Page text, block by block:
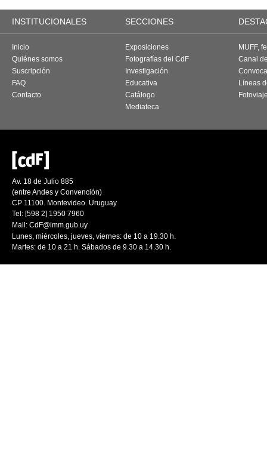
INSTITUCIONALES SECCIONES
Inicio
Quiénes somos
Suscripción
FAQ
Contacto
Exposiciones
Fotografías del CdF
Investigación
Educativa
Catálogo
Mediateca
MUFF,
Canal
Líneas
Av. 18 de Julio 885
(entre Andes y Convención)
CP 11100. Montevideo. Uruguay
Tel: [598 2] 1950 7960
Mail: CdF@imm.gub.uy
Lunes, miércoles, jueves, viernes: de 10 a 19.30 h.
Martes: de 10 a 21 h. Sábados de 9.30 a 14.30 h.